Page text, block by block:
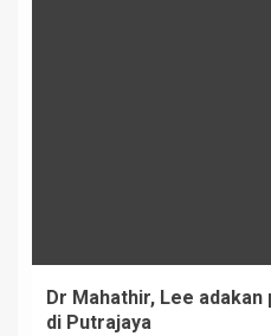
Dr Mahathir, Lee
di Putrajaya